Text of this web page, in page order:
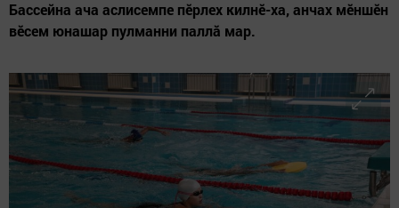
Бассейна ача аслисемпе пӗрлех килнӗ-ха, анчах мӗншӗн
вӗсем юнашар пулманни паллă мар.